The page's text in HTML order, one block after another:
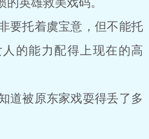
托着虞宝意，但不能托
的能力配得上现在的高
被原东家戏耍得丢了多